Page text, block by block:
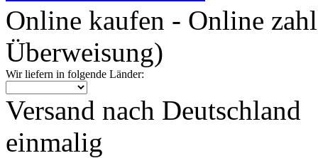
Online kaufen - Online
Überweisung)
Wir liefern in folgende Länder:
Versand nach Deutschland
einmalig